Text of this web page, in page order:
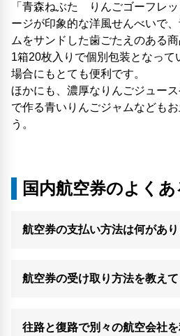
「青森ねぶた りんごゴーフレ
ージが印象的な洋風せんべいで
ムをサンドした歯ごたえのある商
1箱20枚入りで個別包装となって
場合にもとても便利です。
ほかにも、濃厚なりんごジュー
で作る青いりんごジャムなども
う。
国内航空券のよく
航空券の支払い方法は何があり
航空券の受け取り方法を教え
往路と復路で別々の航空会社